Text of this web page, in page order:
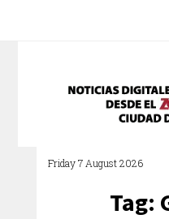
Friday 7 August 2026
Tag: